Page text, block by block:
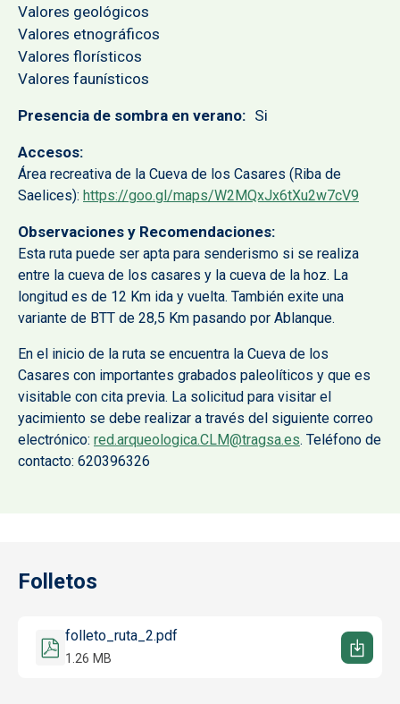
Valores geológicos
Valores etnográficos
Valores florísticos
Valores faunísticos
Presencia de sombra en verano Si
Accesos
Área recreativa de la Cueva de los Casares (Riba de
Saelices): https://goo.gl/maps/W2MQxJx6tXu2w7cV9
Observaciones y Recomendaciones
Esta ruta puede ser apta para senderismo si se realiza
entre la cueva de los casares y la cueva de la hoz. La
longitud es de 12 Km ida y vuelta. También exite una
variante de BTT de 28,5 Km pasando por Ablanque.
En el inicio de la ruta se encuentra la Cueva de los
Casares con importantes grabados paleolíticos y que es
visitable con cita previa. La solicitud para visitar el
yacimiento se debe realizar a través del siguiente correo
electrónico: red.arqueologica.CLM@tragsa.es. Teléfono de
contacto: 620396326
Folletos
Documento
folleto_ruta_2.pdf
1.26 MB